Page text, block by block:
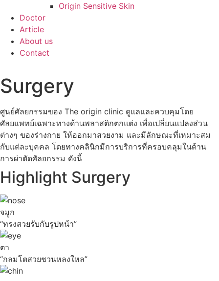
Origin Sensitive Skin
Doctor
Article
About us
Contact
Surgery
ศูนย์ศัลยกรรมของ The origin clinic ดูแลและควบคุมโดย
ศัลยแพทย์เฉพาะทางด้านพลาสติกตกแต่ง เพื่อเปลี่ยนแปลงส่วน
ต่างๆ ของร่างกาย ให้ออกมาสวยงาม และมีลักษณะที่เหมาะสม
กับแต่ละบุคคล โดยทางคลินิกมีการบริการที่ครอบคลุมในด้าน
การผ่าตัดศัลยกรรม ดังนี้
Highlight Surgery
จมูก
“ทรงสวยรับกับรูปหน้า”
ตา
“กลมโตสวยชวนหลงใหล”